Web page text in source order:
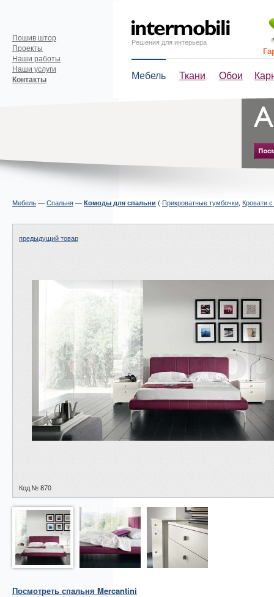
Решения для интерьера
Мебель Ткани Обои
Пошив штор
Проекты
Наши работы
Наши услуги
Контакты
Мебель—Спальня— Комоды для спальни ( Прикроватные тумбочки, Кровати
предыдущий товар
Код № 870
Посмотреть спальня Mercantini